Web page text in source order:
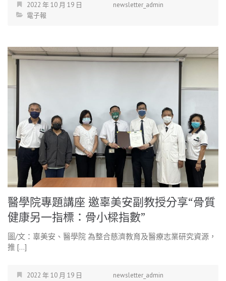
2022 年 10 月 19 日
newsletter_admin
電子報
醫學院專題講座 邀辜美安副教授分享“骨質
健康另一指標：骨小樑指數”
圖/文：辜美安、醫學院 為整合慈濟教育及醫療志業研究資源，
推 […]
2022 年 10 月 19 日
newsletter_admin